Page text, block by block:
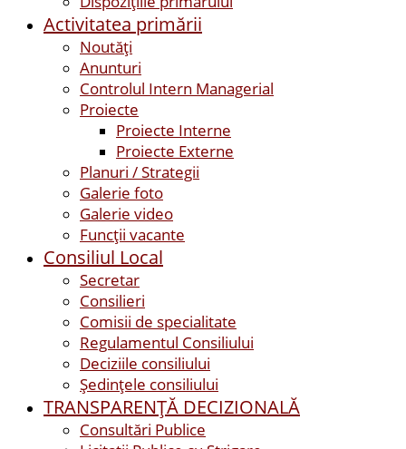
Activitatea primării
Noutăți
Anunturi
Controlul Intern Managerial
Proiecte
Proiecte Interne
Proiecte Externe
Planuri / Strategii
Galerie foto
Galerie video
Funcții vacante
Consiliul Local
Secretar
Consilieri
Comisii de specialitate
Regulamentul Consiliului
Deciziile consiliului
Ședințele consiliului
TRANSPARENȚĂ DECIZIONALĂ
Consultări Publice